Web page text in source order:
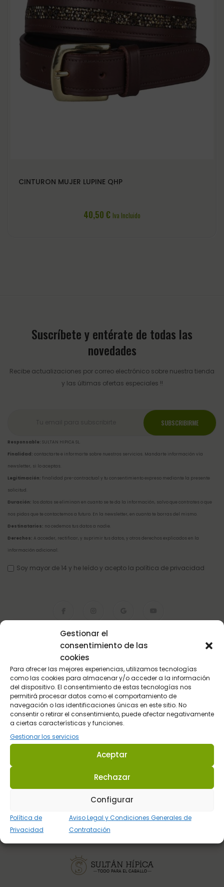
Gestionar el
consentimiento de las
cookies
Para ofrecer las mejores experiencias, utilizamos tecnologías
como las cookies para almacenar y/o acceder a la información
del dispositivo. El consentimiento de estas tecnologías nos
permitirá procesar datos como el comportamiento de
navegación o las identificaciones únicas en este sitio. No
consentir o retirar el consentimiento, puede afectar negativamente
a ciertas características y funciones.
Gestionar los servicios
Aceptar
Rechazar
Configurar
Política de
Privacidad
Aviso Legal y Condiciones Generales de
Contratación
CINTURON MUJER LUPINE QHP
40,50 € Iva Incluido
Suscríbete y entérate de todas las
novedades
Recibe actualizaciones por correo electrónico sobre nuestra tienda
y las últimas ofertas especiales !!
Responsable: SULTAN HIPICA SL.
Finalidad: contactarte e informarte sobre nuestros servicios. Mandarte información vía
newsletter, si lo aceptas.
Legitimación: finalidad pre-contractual y tu consentimiento expreso mediante la presente
solicitud.
Duración: los datos se eliminan en cuanto se te da la información, salvo que contrates o que
nos pidas que te contactemos a futuro. En la newsletter, en cuanto te borras del mismo.
Destinatarios: no cedemos tus datos a nadie.
Derechos: A acceder, rectificar, y suprimir tus datos, y otros derechos explicados en la
información adicional
Soy mayor de 14 y he leído y acepto la política de privacidad
Envios en 48 / 72 horas.
En toda la Península
Pasarela de pago del BBVA
Atención al Cliente
Telefónica y por email